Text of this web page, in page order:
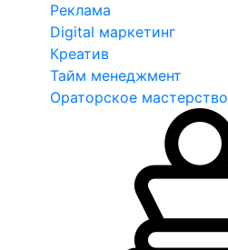
Реклама
Digital маркетинг
Креатив
Тайм менеджмент
Ораторское мастерство